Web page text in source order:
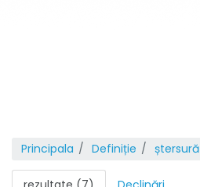
Principala Definiție ștersură